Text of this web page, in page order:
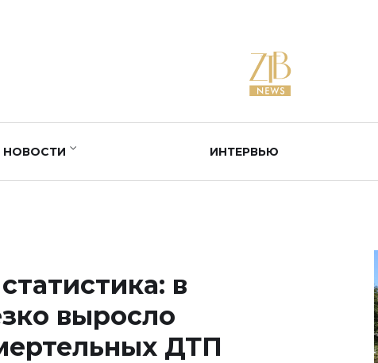
НОВОСТИ ИНТЕРВЬЮ
в
выросло
ДТП